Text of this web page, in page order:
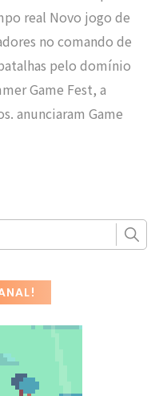
real Novo jogo de
no comando de
pelo domínio
Game Fest, a
anunciaram Game